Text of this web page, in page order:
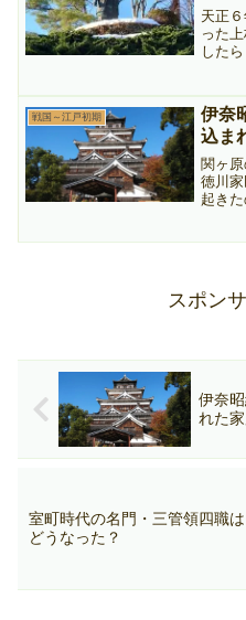
天正
った
したら
戦国～江戸初期
伊奈
込ま
関ヶ
徳川
起き
スポン
伊奈
れた
室町時代の名門・三管領四職
どうなった？